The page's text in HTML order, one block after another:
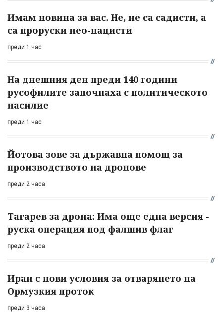
Имам новина за вас. Не, не са садисти, а
са проруски нео-нацисти
преди 1 час
На днешния ден преди 140 години
русофилите започнаха с политическото
насилие
преди 1 час
Йотова зове за държавна помощ за
производството на дронове
преди 2 часа
Тагарев за дрона: Има още една версия -
руска операция под фалшив флаг
преди 2 часа
Иран с нови условия за отварянето на
Ормузкия проток
преди 3 часа